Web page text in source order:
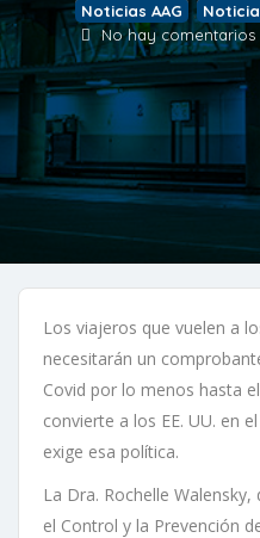
Noticias AAG ,
No hay comentarios
Los viajeros que vuelen a
necesitarán un
Covid por lo menos hasta
convierte a los EE. UU. en
exige esa política.
La Dra. Rochelle
el Control y la Prevención